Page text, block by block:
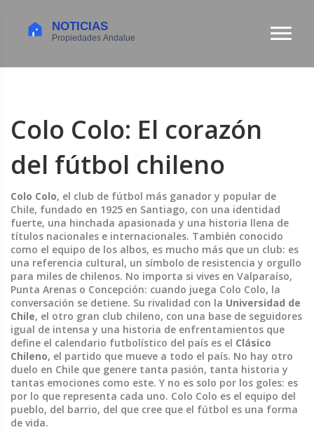
Colo Colo: El corazón
del fútbol chileno
Colo Colo, el club de fútbol más ganador y popular de
Chile, fundado en 1925 en Santiago, con una identidad
fuerte, una hinchada apasionada y una historia llena de
títulos nacionales e internacionales. También conocido
como el equipo de los albos, es mucho más que un club: es
una referencia cultural, un símbolo de resistencia y orgullo
para miles de chilenos. No importa si vives en Valparaíso,
Punta Arenas o Concepción: cuando juega Colo Colo, la
conversación se detiene. Su rivalidad con la Universidad de
Chile, el otro gran club chileno, con una base de seguidores
igual de intensa y una historia de enfrentamientos que
define el calendario futbolístico del país es el Clásico
Chileno, el partido que mueve a todo el país. No hay otro
duelo en Chile que genere tanta pasión, tanta historia y
tantas emociones como este. Y no es solo por los goles: es
por lo que representa cada uno. Colo Colo es el equipo del
pueblo, del barrio, del que cree que el fútbol es una forma
de vida.